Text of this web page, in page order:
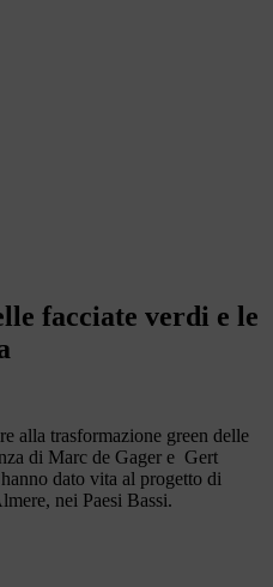
facciate verdi e le
alla trasformazione green delle
di Marc de Gager e Gert
dato vita al progetto di
nei Paesi Bassi.